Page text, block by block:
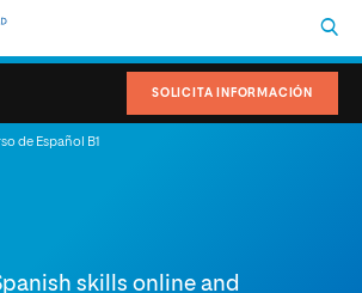
SOLICITA INFORMACIÓN
de Español B1
skills online and